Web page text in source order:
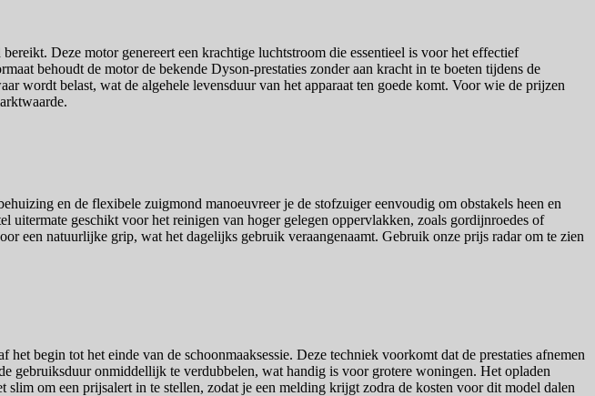
Deze motor genereert een krachtige luchtstroom die essentieel is voor het effectief
behoudt de motor de bekende Dyson-prestaties zonder aan kracht in te boeten tijdens de
wordt belast, wat de algehele levensduur van het apparaat ten goede komt. Voor wie de prijzen
en de flexibele zuigmond manoeuvreer je de stofzuiger eenvoudig om obstakels heen en
geschikt voor het reinigen van hoger gelegen oppervlakken, zoals gordijnroedes of
een natuurlijke grip, wat het dagelijks gebruik veraangenaamt. Gebruik onze prijs radar om te zien
begin tot het einde van de schoonmaaksessie. Deze techniek voorkomt dat de prestaties afnemen
gebruiksduur onmiddellijk te verdubbelen, wat handig is voor grotere woningen. Het opladen
om een prijsalert in te stellen, zodat je een melding krijgt zodra de kosten voor dit model dalen